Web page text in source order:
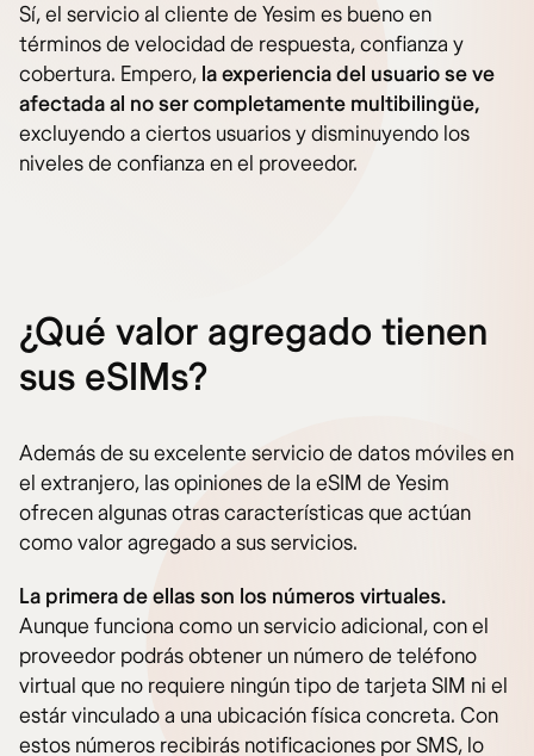
Sí, el servicio al cliente de Yesim es bueno en
términos de velocidad de respuesta, confianza y
cobertura. Empero, la experiencia del usuario se ve
afectada al no ser completamente multibilingüe,
excluyendo a ciertos usuarios y disminuyendo los
niveles de confianza en el proveedor.
¿Qué valor agregado tienen
sus eSIMs?
Además de su excelente servicio de datos móviles en
el extranjero, las opiniones de la eSIM de Yesim
ofrecen algunas otras características que actúan
como valor agregado a sus servicios.
La primera de ellas son los números virtuales.
Aunque funciona como un servicio adicional, con el
proveedor podrás obtener un número de teléfono
virtual que no requiere ningún tipo de tarjeta SIM ni el
estár vinculado a una ubicación física concreta. Con
estos números recibirás notificaciones por SMS, lo